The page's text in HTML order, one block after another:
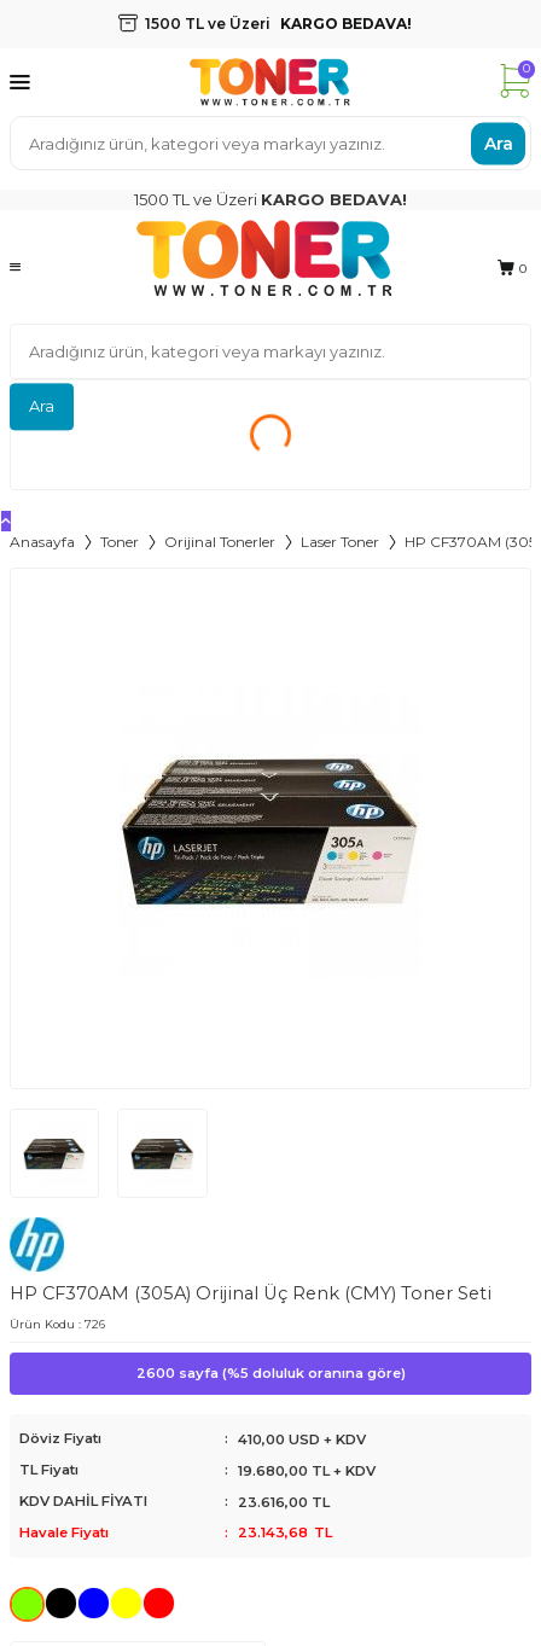
1500 TL ve Üzeri KARGO BEDAVA!
Ara
0
1500 TL ve Üzeri KARGO BEDAVA!
Ara
0
Anasayfa Toner Orijinal Tonerler Laser Toner HP CF370AM
HP CF370AM (305A) Orijinal Üç Renk (CMY) Toner Seti
Ürün Kodu : 726
2600 sayfa (%5 doluluk oranına göre)
Döviz Fiyatı :
410,00 USD + KDV
TL Fiyatı
: 19.680,00 TL + KDV
KDV DAHİL FİYATI
: 23.616,00 TL
Havale Fiyatı
: 23.143,68 TL